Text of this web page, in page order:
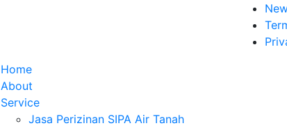
Home
About
Service
Jasa Perizinan SIPA Air Tanah